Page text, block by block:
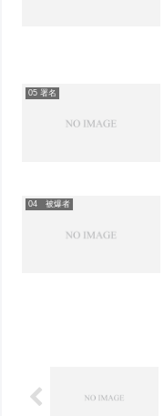
05 署名
04 被爆者